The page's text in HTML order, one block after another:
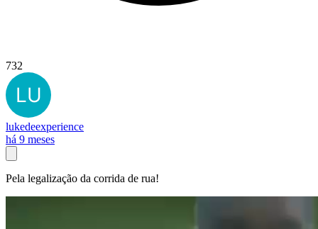
732
lukedeexperience
há 9 meses
Pela legalização da corrida de rua!